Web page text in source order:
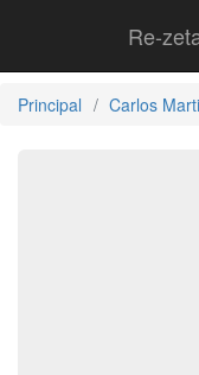
Re-
Principal Carlos